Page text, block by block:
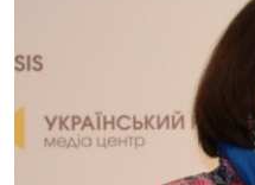
СПЕЦПРОЕКТИ
ДЕПОРТАЦІЯ
ЯК ОБІЙТИ БЛОКУВАННЯ